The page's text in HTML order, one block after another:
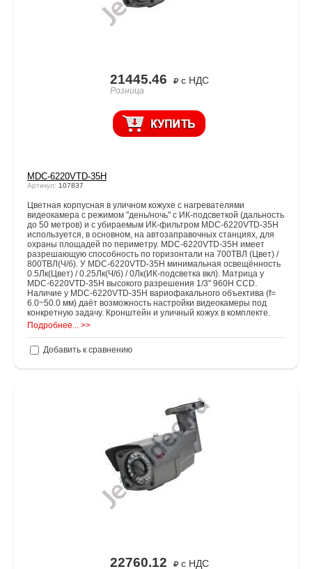
21445.46 с НДС
Розница
MDC-6220VTD-35Н
Артикул: 107837
Цветная корпусная в уличном кожухе с нагревателями
видеокамера с режимом "день/ночь" с ИК-подсветкой (дальность
до 50 метров) и с убираемым ИК-фильтром MDC-6220VTD-35H
используется, в основном, на автозаправочных станциях, для
охраны площадей по периметру. MDC-6220VTD-35H имеет
разрешающую способность по горизонтали на 700ТВЛ (Цвет) /
800ТВЛ(Ч/б). У MDC-6220VTD-35H минимальная освещённость
0.5Лк(Цвет) / 0.25Лк(Ч/б) / 0Лк(ИК-подсветка вкл). Матрица у
MDC-6220VTD-35H высокого разрешения 1/3" 960Н CCD.
Наличие у MDC-6220VTD-35H вариофакального объектива (f=
6.0~50.0 мм) даёт возможность настройки видеокамеры под
конкретную задачу. Кронштейн и уличный кожух в комплекте.
Подробнее... >>
Добавить к сравнению
22760.12 с НДС